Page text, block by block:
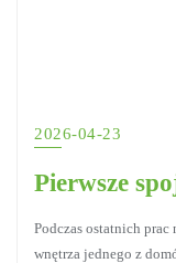
2026-04-23
Pierwsze
Podczas ostatnich
wnętrza jednego z